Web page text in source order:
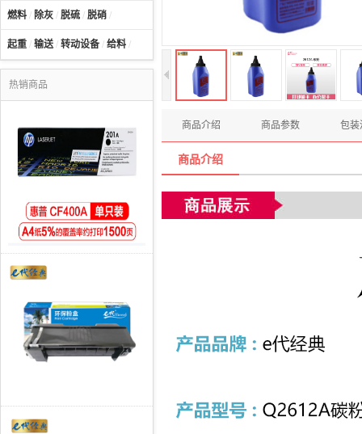
燃料 / 除灰 / 脱硫 / 脱硝 /
起重 / 输送/ 转动设备 / 给料 /
热销商品
商品介绍 商品参数 包装
商品介绍